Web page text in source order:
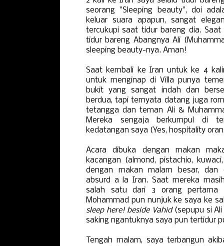
seorang "Sleeping beauty", doi
keluar suara apapun, sangat
tercukupi saat tidur bareng dia.
tidur bareng Abangnya Ali
sleeping beauty-nya. Aman!
Saat kembali ke Iran untuk ke 4
untuk menginap di Villa punya
bukit yang sangat indah dan
berdua, tapi ternyata datang juga
tetangga dan teman Ali &
Mereka sengaja berkumpul di
kedatangan saya (Yes, hospitality
Acara dibuka dengan makan
kacangan (almond, pistachio,
dengan makan malam besar, dan
absurd a la Iran. Saat mereka
salah satu dari 3 orang pertama
Mohammad pun nunjuk ke saya ke
sleep here! beside Vahid (sepupu si
saking ngantuknya saya pun tertidur
Tengah malam, saya terbangun